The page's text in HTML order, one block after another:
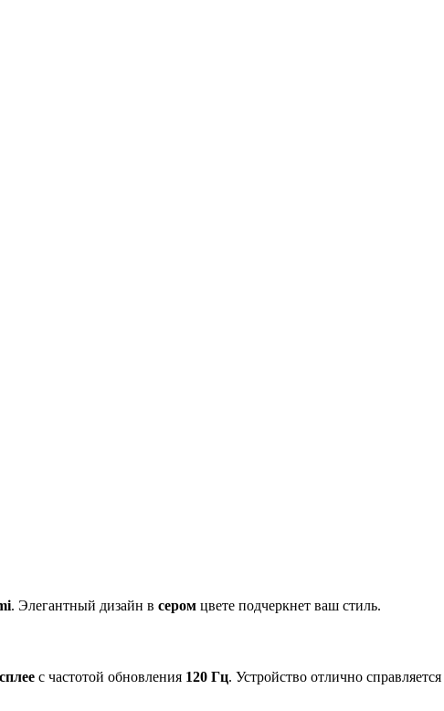
. Элегантный дизайн в сером цвете подчеркнет ваш стиль.
с частотой обновления 120 Гц. Устройство отлично